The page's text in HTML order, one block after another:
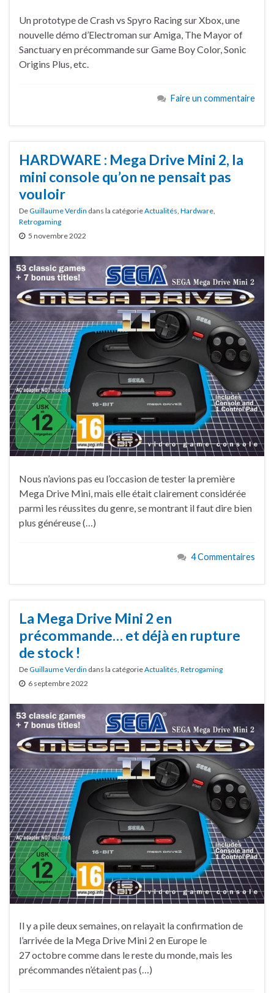
Un prototype de Crash vs Spyro Racing sur Xbox, une
nouvelle démo d’Electroman sur Amiga, The Mayor of
Sanctuary en précommande sur Game Boy Color, Sonic
Origins Plus, etc.
Faire un commentaire
HARDWARE : Mega Drive Mini 2, la
mini console qu’on ne pensait pas
vouloir
DeGuillaume Verdin dans la catégorieActualités, Hardware,
Retrogaming
5 novembre 2022
Nous n’avions pas eu l’occasion de tester la première
Mega Drive Mini, mais elle était clairement considérée
parmi les réussites du genre, se montrant il faut dire bien
plus généreuse (…)
4 Commentaires
La Mega Drive Mini 2 en
précommande… et déjà en rupture
de stock !
DeGuillaume Verdin dans la catégorieActualités, Retrogaming
6 septembre 2022
Il y a pile deux semaines, on relayait la confirmation de
l’arrivée de la Mega Drive Mini 2 en Europe le
27 octobre comme dans le reste du monde, mais les
précommandes n’étaient pas (…)